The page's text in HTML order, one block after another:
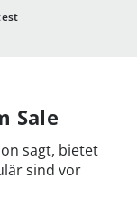
Sale
sagt, bietet
sind vor